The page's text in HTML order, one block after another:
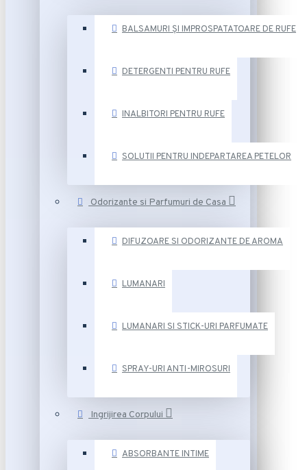
BALSAMURI ȘI IMPROSPATATOARE DE RUFE
DETERGENTI PENTRU RUFE
INALBITORI PENTRU RUFE
SOLUTII PENTRU INDEPARTAREA PETELOR
Odorizante si Parfumuri de Casa
DIFUZOARE SI ODORIZANTE DE AROMA
LUMANARI
LUMANARI SI STICK-URI PARFUMATE
SPRAY-URI ANTI-MIROSURI
Ingrijirea Corpului
ABSORBANTE INTIME